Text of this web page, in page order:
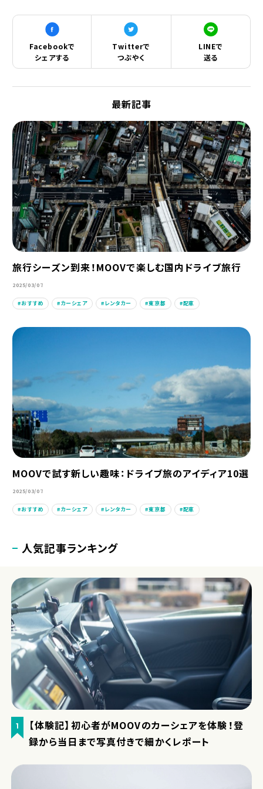
Facebookで
シェアする
Twitterで
つぶやく
LINEで
送る
最新記事
旅行シーズン到来！MOOVで楽しむ国内ドライブ旅行
2025/03/07
おすすめ カーシェア レンタカー 東京都 配車
MOOVで試す新しい趣味：ドライブ旅のアイディア10選
2025/03/07
おすすめ カーシェア レンタカー 東京都 配車
人気記事ランキング
1
【体験記】初心者がMOOVのカーシェアを体験！登
録から当日まで写真付きで細かくレポート